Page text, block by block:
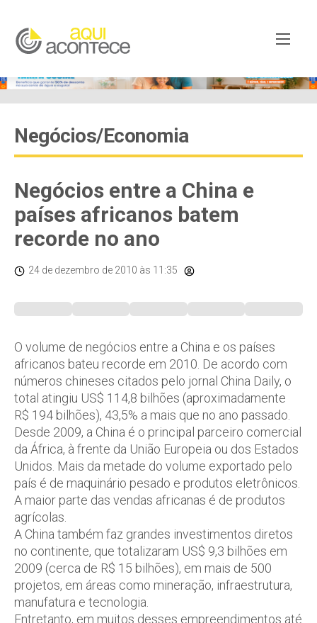
Negócios/Economia
Negócios entre a China e
países africanos batem
recorde no ano
24 de dezembro de 2010 às 11:35
O volume de negócios entre a China e os países
africanos bateu recorde em 2010. De acordo com
números chineses citados pelo jornal China Daily, o
total atingiu US$ 114,8 bilhões (aproximadamente
R$ 194 bilhões), 43,5% a mais que no ano passado.
Desde 2009, a China é o principal parceiro comercial
da África, à frente da União Europeia ou dos Estados
Unidos. Mais da metade do volume exportado pelo
país é de maquinário pesado e produtos eletrônicos.
A maior parte das vendas africanas é de produtos
agrícolas.
A China também faz grandes investimentos diretos
no continente, que totalizaram US$ 9,3 bilhões em
2009 (cerca de R$ 15 bilhões), em mais de 500
projetos, em áreas como mineração, infraestrutura,
manufatura e tecnologia.
Entretanto, em muitos desses empreendimentos até